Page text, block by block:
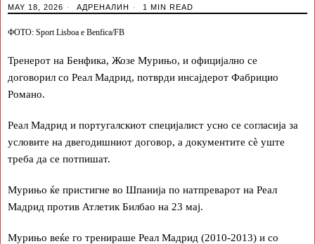
MAY 18, 2026 АДРЕНАЛИН 1 MIN READ
ФОТО: Sport Lisboa e Benfica/FB
Тренерот на Бенфика, Жозе Мурињо, и официјално се
договорил со Реал Мадрид, потврди инсајдерот Фабрицио
Романо.
Реал Мадрид и португалскиот специјалист усно се согласија за
условите на двегодишниот договор, а документите сè уште
треба да се потпишат.
Мурињо ќе пристигне во Шпанија по натпреварот на Реал
Мадрид против Атлетик Билбао на 23 мај.
Мурињо веќе го тренираше Реал Мадрид (2010-2013) и со